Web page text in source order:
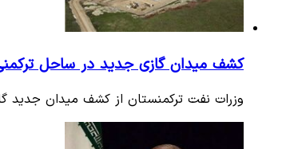
کشف میدان گازی جدید در ساحل
وزرات نفت ترکمنستان از کشف میدان جدید